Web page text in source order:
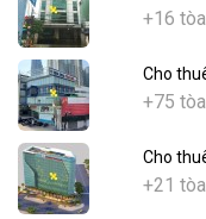
+16
Cho
+75
Cho
+21